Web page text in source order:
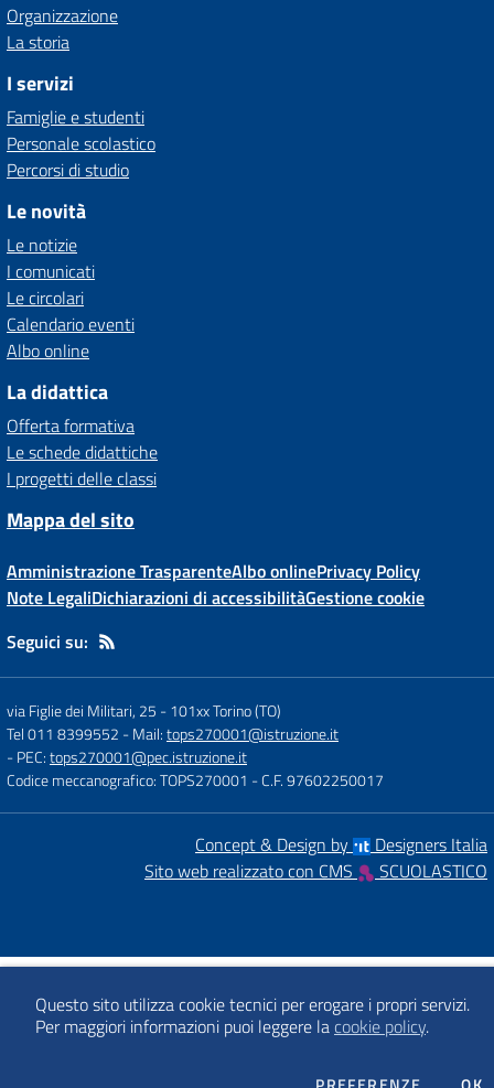
Organizzazione
La storia
I servizi
Famiglie e studenti
Personale scolastico
Percorsi di studio
Le novità
Le notizie
I comunicati
Le circolari
Calendario eventi
Albo online
La didattica
Offerta formativa
Le schede didattiche
I progetti delle classi
Mappa del sito
Amministrazione TrasparenteAlbo onlinePrivacy Policy
Note LegaliDichiarazioni di accessibilitàGestione cookie
Seguici su:
via Figlie dei Militari, 25 -101xx Torino (TO)
Tel 011 8399552 - Mail:tops270001@istruzione.it
- PEC:tops270001@pec.istruzione.it
Codice meccanografico: TOPS270001 - C.F. 97602250017
Concept & Design by
Designers Italia
Sito web realizzato con CMS
SCUOLASTICO
Questo sito utilizza cookie tecnici per erogare i propri servizi.
Per maggiori informazioni puoi leggere la cookie policy.
DEI